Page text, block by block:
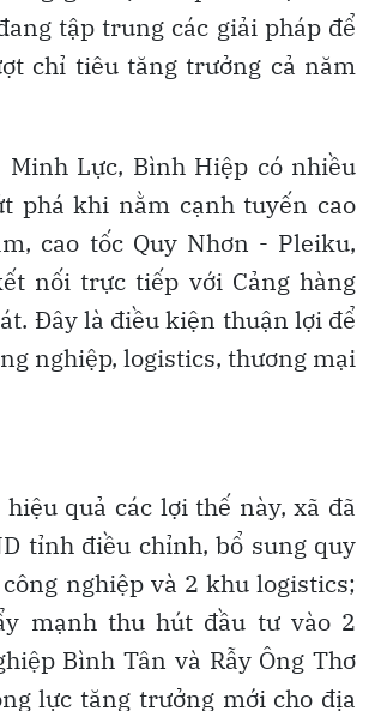
tập trung các giải pháp để
chỉ tiêu tăng trưởng cả năm
Minh Lực, Bình Hiệp có nhiều
phá khi nằm cạnh tuyến cao
cao tốc Quy Nhơn - Pleiku,
nối trực tiếp với Cảng hàng
Đây là điều kiện thuận lợi để
nghiệp, logistics, thương mại
quả các lợi thế này, xã đã
tỉnh điều chỉnh, bổ sung quy
nghiệp và 2 khu logistics;
mạnh thu hút đầu tư vào 2
Bình Tân và Rẫy Ông Thơ
lực tăng trưởng mới cho địa